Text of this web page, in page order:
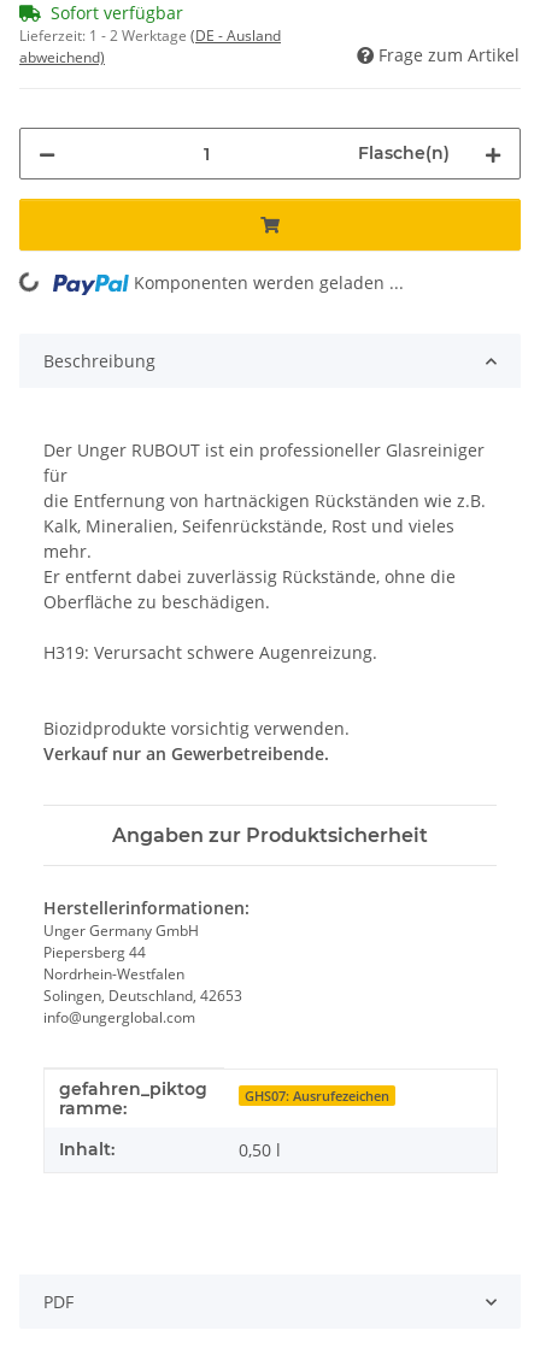
Sofort verfügbar
Lieferzeit: 1 - 2 Werktage (DE - Ausland
abweichend)
Frage zum Artikel
Flasche(n)
Komponenten werden geladen ...
Beschreibung
Der Unger RUBOUT ist ein professioneller Glasreiniger
für
die Entfernung von hartnäckigen Rückständen wie z.B.
Kalk, Mineralien, Seifenrückstände, Rost und vieles
mehr.
Er entfernt dabei zuverlässig Rückstände, ohne die
Oberfläche zu beschädigen.
H319: Verursacht schwere Augenreizung.
Biozidprodukte vorsichtig verwenden.
Verkauf nur an Gewerbetreibende.
Angaben zur Produktsicherheit
Herstellerinformationen:
Unger Germany GmbH
Piepersberg 44
Nordrhein-Westfalen
Solingen, Deutschland, 42653
info@ungerglobal.com
Produkteigenschaft
Wert
gefahren_piktog
ramme:
GHS07: Ausrufezeichen
Inhalt: 0,50 l
PDF